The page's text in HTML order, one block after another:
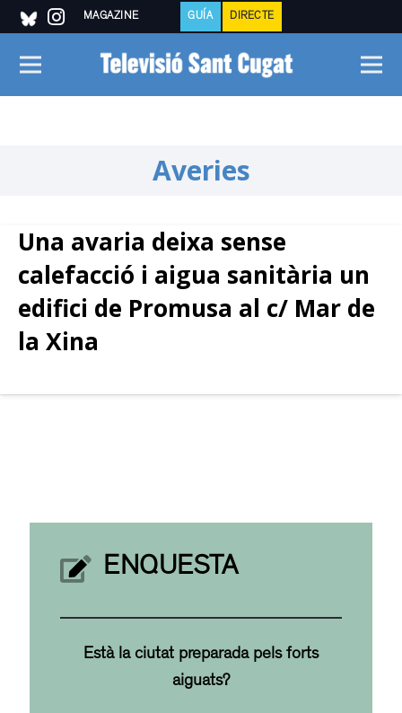
MAGAZINE GUÍA DIRECTE
Averies
Una avaria deixa sense
calefacció i aigua sanitària un
edifici de Promusa al c/ Mar de
la Xina
ENQUESTA
Està la ciutat preparada pels forts
aiguats?